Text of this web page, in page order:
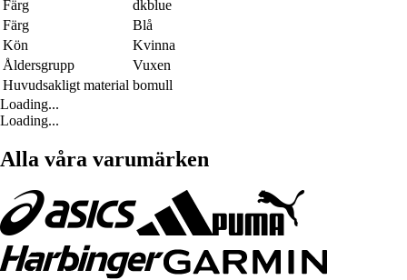
Färg
dkblue
Färg
Blå
Kön
Kvinna
Åldersgrupp
Vuxen
Huvudsakligt material bomull
Loading...
Loading...
Alla våra varumärken